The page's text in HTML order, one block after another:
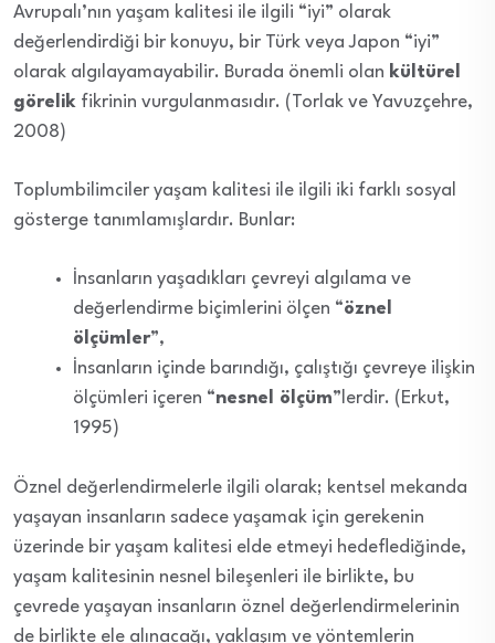
Avrupalı’nın yaşam kalitesi ile ilgili “iyi” olarak
değerlendirdiği bir konuyu, bir Türk veya Japon “iyi”
olarak algılayamayabilir. Burada önemli olan kültürel
görelik fikrinin vurgulanmasıdır. (Torlak ve Yavuzçehre,
2008)
Toplumbilimciler yaşam kalitesi ile ilgili iki farklı sosyal
gösterge tanımlamışlardır. Bunlar:
İnsanların yaşadıkları çevreyi algılama ve
değerlendirme biçimlerini ölçen “öznel
ölçümler”,
İnsanların içinde barındığı, çalıştığı çevreye ilişkin
ölçümleri içeren “nesnel ölçüm”lerdir. (Erkut,
1995)
Öznel değerlendirmelerle ilgili olarak; kentsel mekanda
yaşayan insanların sadece yaşamak için gerekenin
üzerinde bir yaşam kalitesi elde etmeyi hedeflediğinde,
yaşam kalitesinin nesnel bileşenleri ile birlikte, bu
çevrede yaşayan insanların öznel değerlendirmelerinin
de birlikte ele alınacağı, yaklaşım ve yöntemlerin